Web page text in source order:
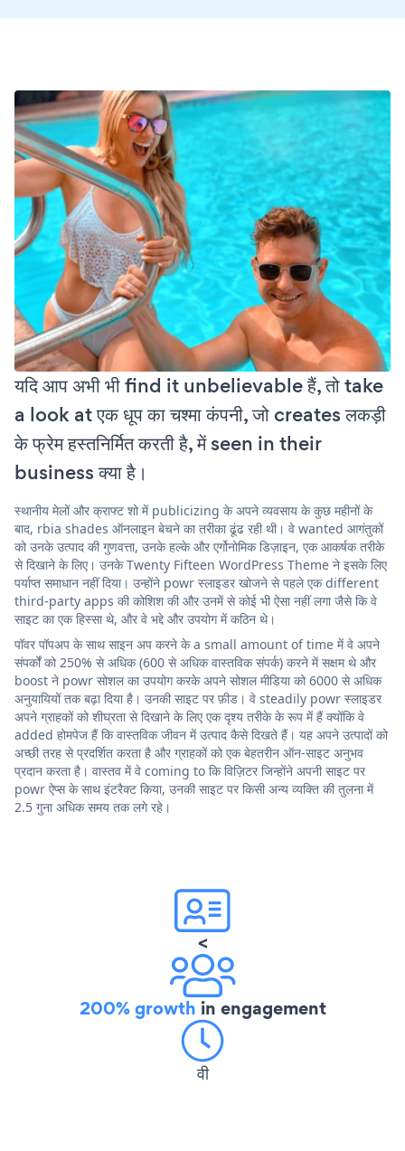
यदि आप अभी भी find it unbelievable हैं, तो take
a look at एक धूप का चश्मा कंपनी, जो creates लकड़ी
के फ्रेम हस्तनिर्मित करती है, में seen in their
business क्या है।
स्थानीय मेलों और क्राफ्ट शो में publicizing के अपने व्यवसाय के कुछ महीनों के
बाद, rbia shades ऑनलाइन बेचने का तरीका ढूंढ रही थी। वे wanted आगंतुकों
को उनके उत्पाद की गुणवत्ता, उनके हल्के और एर्गोनोमिक डिज़ाइन, एक आकर्षक तरीके
से दिखाने के लिए। उनके Twenty Fifteen WordPress Theme ने इसके लिए
पर्याप्त समाधान नहीं दिया। उन्होंने powr स्लाइडर खोजने से पहले एक different
third-party apps की कोशिश की और उनमें से कोई भी ऐसा नहीं लगा जैसे कि वे
साइट का एक हिस्सा थे, और वे भद्दे और उपयोग में कठिन थे।
पॉवर पॉपअप के साथ साइन अप करने के a small amount of time में वे अपने
संपर्कों को 250% से अधिक (600 से अधिक वास्तविक संपर्क) करने में सक्षम थे और
boost ने powr सोशल का उपयोग करके अपने सोशल मीडिया को 6000 से अधिक
अनुयायियों तक बढ़ा दिया है। उनकी साइट पर फ़ीड। वे steadily powr स्लाइडर
अपने ग्राहकों को शीघ्रता से दिखाने के लिए एक दृश्य तरीके के रूप में हैं क्योंकि वे
added होमपेज हैं कि वास्तविक जीवन में उत्पाद कैसे दिखते हैं। यह अपने उत्पादों को
अच्छी तरह से प्रदर्शित करता है और ग्राहकों को एक बेहतरीन ऑन-साइट अनुभव
प्रदान करता है। वास्तव में वे coming to कि विज़िटर जिन्होंने अपनी साइट पर
powr ऐप्स के साथ इंटरैक्ट किया, उनकी साइट पर किसी अन्य व्यक्ति की तुलना में
2.5 गुना अधिक समय तक लगे रहे।
<
200% growth in engagement
वी